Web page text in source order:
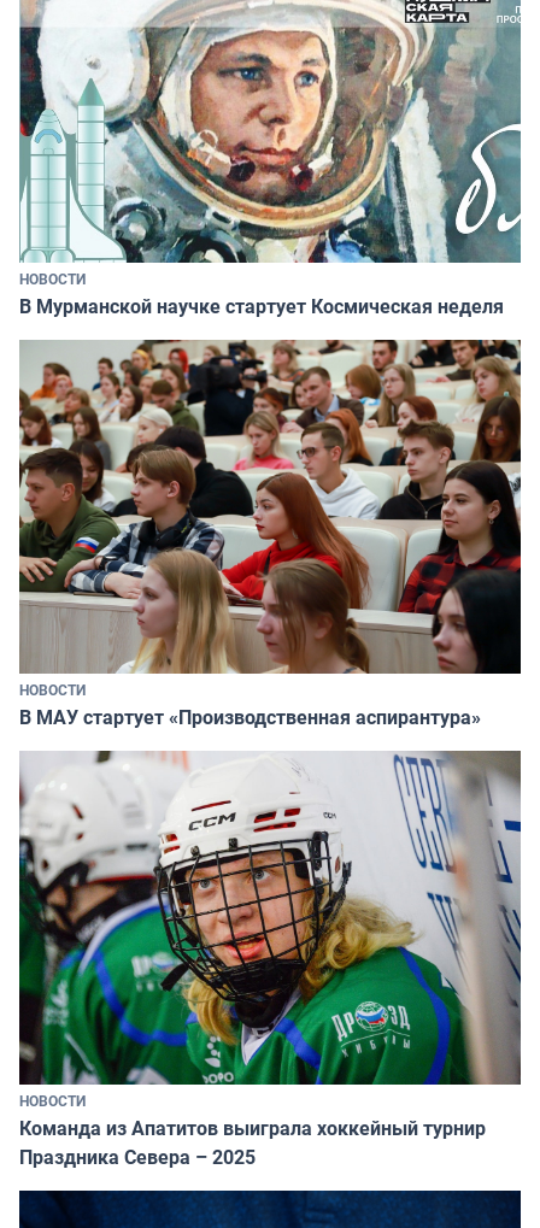
НОВОСТИ
В Мурманской научке стартует Космическая неделя
НОВОСТИ
В МАУ стартует «Производственная аспирантура»
НОВОСТИ
Команда из Апатитов выиграла хоккейный турнир
Праздника Севера – 2025